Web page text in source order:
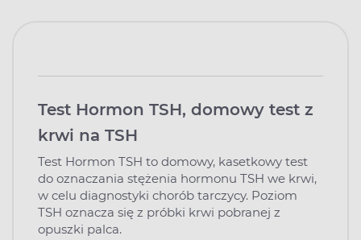
Test Hormon TSH, domowy test z
krwi na TSH
Test Hormon TSH to domowy, kasetkowy test
do oznaczania stężenia hormonu TSH we krwi,
w celu diagnostyki chorób tarczycy. Poziom
TSH oznacza się z próbki krwi pobranej z
opuszki palca.